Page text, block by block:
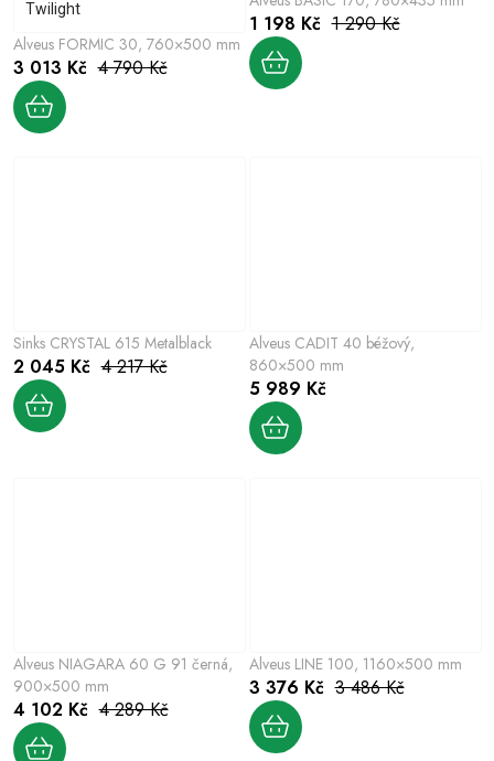
Alveus FORMIC 30, 760×500 mm
Twilight
3 013 Kč 4 790 Kč
1 198 Kč 1 290 Kč
Sinks CRYSTAL 615 Metalblack
2 045 Kč 4 217 Kč
Alveus CADIT 40 béžový,
860×500 mm
5 989 Kč
Alveus NIAGARA 60 G 91 černá,
900×500 mm
4 102 Kč 4 289 Kč
Alveus LINE 100, 1160×500 mm
3 376 Kč 3 486 Kč